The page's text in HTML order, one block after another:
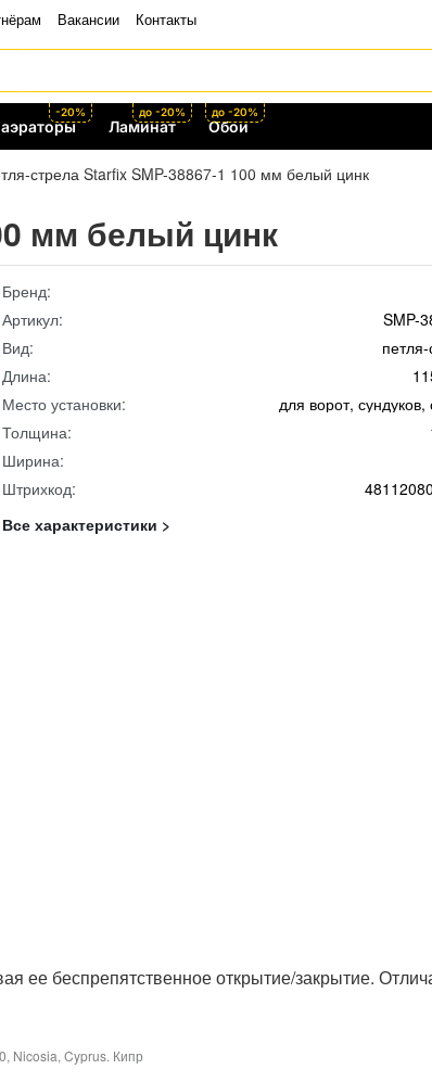
Вакансии Контакты
-20%
Ламинат
до -20%
Обои
до -20%
стрела Starfix SMP-38867-1 100 мм белый цинк
мм белый цинк
Бренд:
Артикул:
SMP-
Вид:
Длина:
Место установки:
для ворот, сундуков,
Толщина:
Ширина:
Штрихкод:
Все характеристики >
ее беспрепятственное открытие/закрытие.
Nicosia, Cyprus. Кипр